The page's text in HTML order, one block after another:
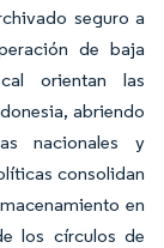
seguro a
de baja
orientan las
abriendo
nacionales y
consolidan
en
los círculos de